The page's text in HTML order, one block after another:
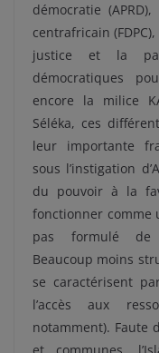
démocratie
centrafricain
justice et la
démocratiques
encore la milice
Séléka, ces
leur importante
sous l’instigation
du pouvoir à la
fonctionner comme
pas formulé de
Beaucoup moins
se caractérisent
l’accès aux
notamment). Faute